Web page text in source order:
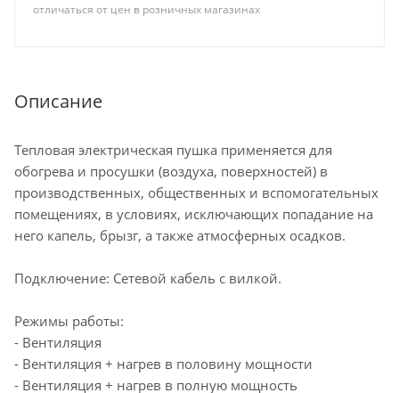
отличаться от цен в розничных магазинах
Описание
Тепловая электрическая пушка применяется для
обогрева и просушки (воздуха, поверхностей) в
производственных, общественных и вспомогательных
помещениях, в условиях, исключающих попадание на
него капель, брызг, а также атмосферных осадков.
Подключение: Сетевой кабель с вилкой.
Режимы работы:
- Вентиляция
- Вентиляция + нагрев в половину мощности
- Вентиляция + нагрев в полную мощность